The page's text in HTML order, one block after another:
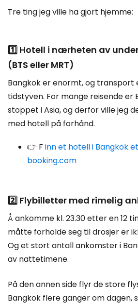
Tre ting jeg ville ha gjort hjemme:
1️⃣ Hotell i nærheten av
(BTS eller MRT)
Bangkok er enormt, og transport
tidstyven. For mange reisende er
stoppet i Asia, og derfor ville jeg
med hotell på forhånd.
👉 F inn et hotell i Bangkok
booking.com
2️⃣ Flybilletter med rimelig
Å ankomme kl. 23.30 etter en 12
måtte forholde seg til drosjer er
Og et stort antall ankomster i
av nattetimene.
På den annen side flyr de store
Bangkok flere ganger om dagen,